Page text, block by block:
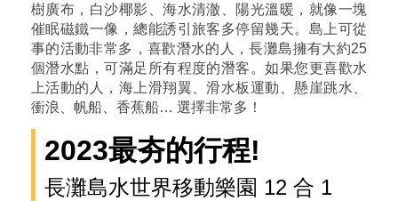
樹廣布，白沙椰影、海水清澈、陽光溫暖，就像一塊
催眠磁鐵一像，總能誘引旅客多停留幾天。島上可從
事的活動非常多，喜歡潛水的人，長灘島擁有大約25
個潛水點，可滿足所有程度的潛客。如果您更喜歡水
上活動的人，海上滑翔翼、滑水板運動、懸崖跳水、
衝浪、帆船、香蕉船… 選擇非常多！
2023最夯的行程!
長灘島水世界移動樂園 12 合 1